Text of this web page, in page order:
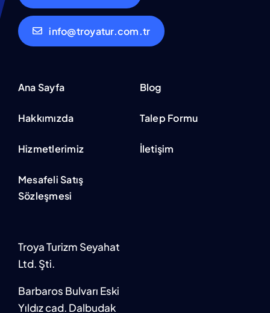
info@troyatur.com.tr
Ana Sayfa
Hakkımızda
Hizmetlerimiz
Mesafeli Satış
Sözleşmesi
Blog
Talep Formu
İletişim
Troya Turizm Seyahat
Ltd. Şti.
Barbaros Bulvarı Eski
Yıldız cad. Dalbudak